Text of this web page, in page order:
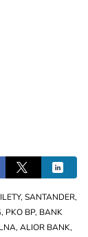
, SANTANDER,
, PKO BP, BANK
, ALIOR BANK,